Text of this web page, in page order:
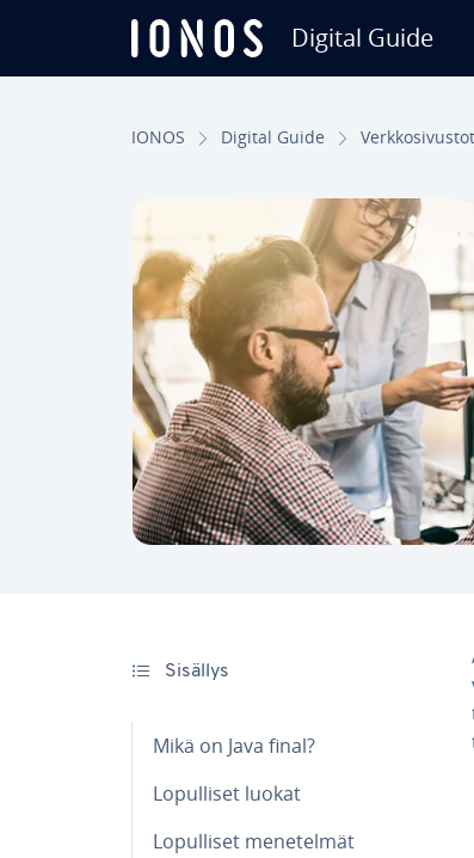
Digital Guide
IONOS Digital Guide Verk­ko­si­vus­tot
Sisällys
Mikä on Java final?
Lo­pul­li­set luokat
Lo­pul­li­set me­ne­tel­mät